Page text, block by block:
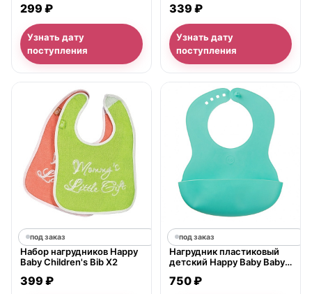
299 ₽
Узнать дату
поступления
339 ₽
Узнать дату
поступления
под заказ
Набор нагрудников Happy
Baby Children's Bib X2
399 ₽
под заказ
Нагрудник пластиковый
детский Happy Baby Baby
750 ₽